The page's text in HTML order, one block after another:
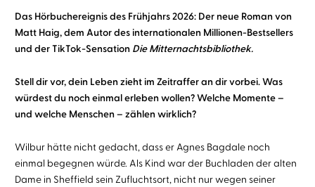
Das Hörbuchereignis des Frühjahrs 2026: Der neue Roman von
Matt Haig, dem Autor des internationalen Millionen-Bestsellers
und der TikTok-Sensation Die Mitternachtsbibliothek.
Stell dir vor, dein Leben zieht im Zeitraffer an dir vorbei. Was
würdest du noch einmal erleben wollen? Welche Momente –
und welche Menschen – zählen wirklich?
Wilbur hätte nicht gedacht, dass er Agnes Bagdale noch
einmal begegnen würde. Als Kind war der Buchladen der alten
Dame in Sheffield sein Zufluchtsort, nicht nur wegen seiner